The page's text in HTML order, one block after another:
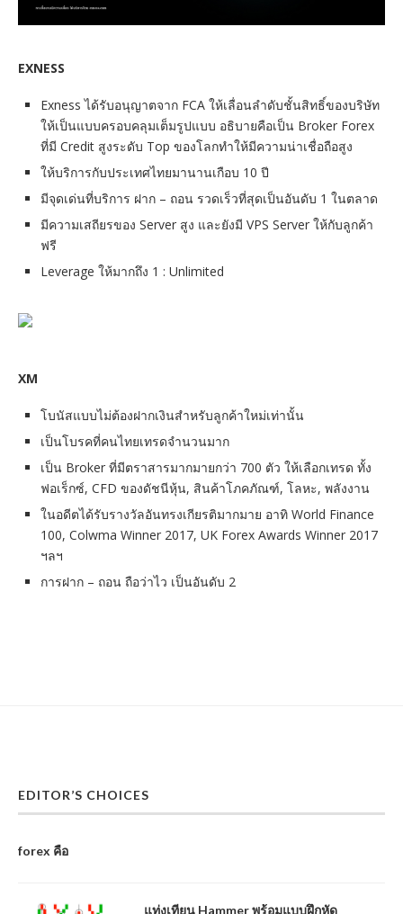
EXNESS
Exness ได้รับอนุญาตจาก FCA ให้เลื่อนลำดับชั้นสิทธิ์ของบริษัท
ให้เป็นแบบครอบคลุมเต็มรูปแบบ อธิบายคือเป็น Broker Forex
ที่มี Credit สูงระดับ Top ของโลกทำให้มีความน่าเชื่อถือสูง
ให้บริการกับประเทศไทยมานานเกือบ 10 ปี
มีจุดเด่นที่บริการ ฝาก – ถอน รวดเร็วที่สุดเป็นอันดับ 1 ในตลาด
มีความเสถียรของ Server สูง และยังมี VPS Server ให้กับลูกค้า
ฟรี
Leverage ให้มากถึง 1 : Unlimited
XM
โบนัสแบบไม่ต้องฝากเงินสำหรับลูกค้าใหม่เท่านั้น
เป็นโบรคที่คนไทยเทรดจำนวนมาก
เป็น Broker ที่มีตราสารมากมายกว่า 700 ตัว ให้เลือกเทรด ทั้ง
ฟอเร็กซ์, CFD ของดัชนีหุ้น, สินค้าโภคภัณฑ์, โลหะ, พลังงาน
ในอดีตได้รับรางวัลอันทรงเกียรติมากมาย อาทิ World Finance
100, Colwma Winner 2017, UK Forex Awards Winner 2017
ฯลฯ
การฝาก – ถอน ถือว่าไว เป็นอันดับ 2
EDITOR’S CHOICES
forex คือ
แท่งเทียน Hammer พร้อมแบบฝึกหัด